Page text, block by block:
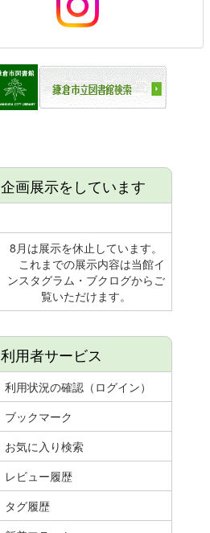
企画展示をしています
8月は展示を休止しています。
これまでの展示内容は当館イ
ンスタグラム・ブクログからご
覧いただけます。
利用者サービス
利用状況の確認（ログイン）
ブックマーク
お気に入り検索
レビュー履歴
タグ履歴